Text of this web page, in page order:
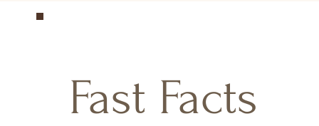
Fast Facts